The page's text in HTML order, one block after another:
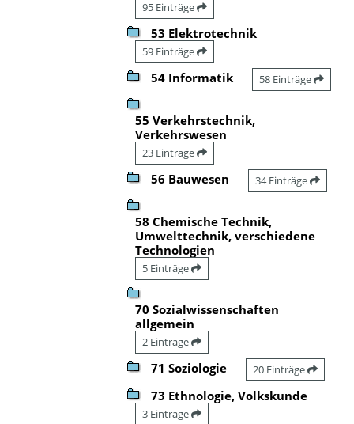
95 Einträge
53 Elektrotechnik
59 Einträge
54 Informatik 58 Einträge
55 Verkehrstechnik,
Verkehrswesen
23 Einträge
56 Bauwesen 34 Einträge
58 Chemische Technik,
Umwelttechnik, verschiedene
Technologien
5 Einträge
70 Sozialwissenschaften
allgemein
2 Einträge
71 Soziologie 20 Einträge
73 Ethnologie, Volkskunde
3 Einträge